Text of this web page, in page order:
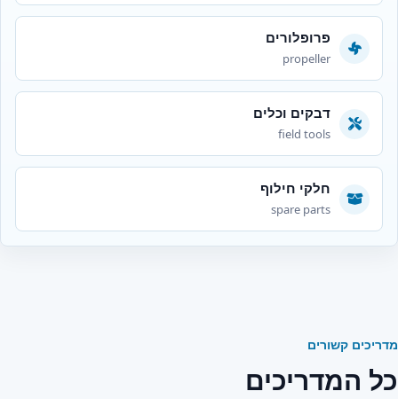
פרופלורים
propeller
דבקים וכלים
field tools
חלקי חילוף
spare parts
מדריכים קשורים
כל המדריכים